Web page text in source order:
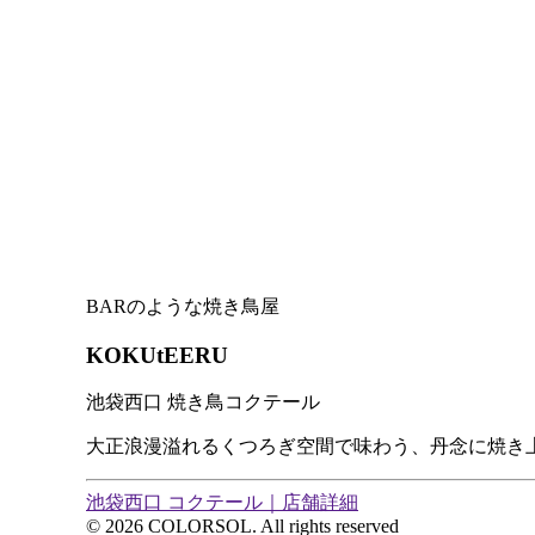
BARのような焼き鳥屋
KOKUtEERU
池袋西口 焼き鳥コクテール
大正浪漫溢れるくつろぎ空間で味わう、丹念に焼き
池袋西口 コクテール｜店舗詳細
© 2026 COLORSOL. All rights reserved